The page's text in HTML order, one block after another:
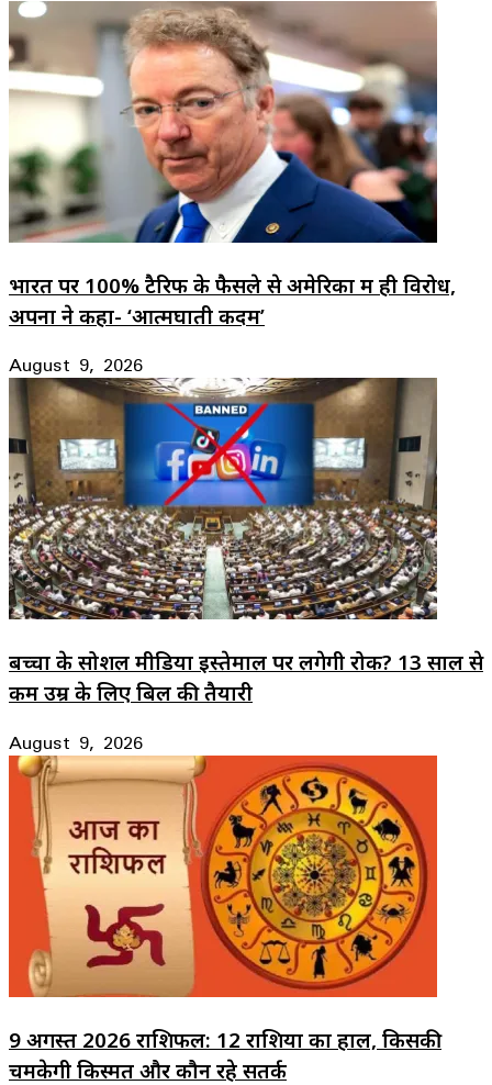
भारत पर 100% टैरिफ के फैसले से अमेरिका में ही विरोध,
अपनों ने कहा- ‘आत्मघाती कदम’
August 9, 2026
बच्चों के सोशल मीडिया इस्तेमाल पर लगेगी रोक? 13 साल से
कम उम्र के लिए बिल की तैयारी
August 9, 2026
9 अगस्त 2026 राशिफल: 12 राशियों का हाल, किसकी
चमकेगी किस्मत और कौन रहे सतर्क